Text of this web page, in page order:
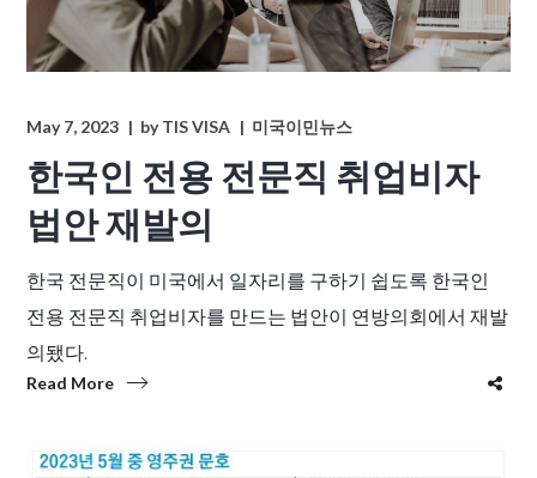
May 7, 2023 byTIS VISA 미국이민뉴스
한국인 전용 전문직 취업비자
법안 재발의
한국 전문직이 미국에서 일자리를 구하기 쉽도록 한국인
전용 전문직 취업비자를 만드는 법안이 연방의회에서 재발
의됐다.
Read More